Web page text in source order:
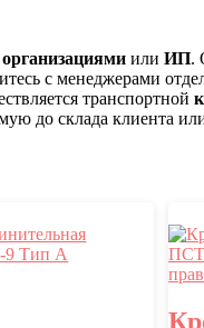
организациями или ИП.
с менеджерами
транспортной
до склада клиента